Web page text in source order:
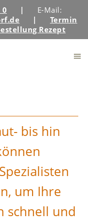
0 |
E-Mail:
| Termin
Rezept
bis hin
um Ihre
schnell und